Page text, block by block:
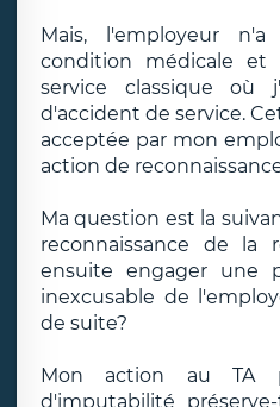
Mais, l'employeur
condition médicale
service classique où
d'accident de service.
acceptée par mon
action de
Ma question est la
reconnaissance de
ensuite engager une
inexcusable de
de suite?
Mon action au TA
d'imputabilité